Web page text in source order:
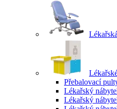
Přebalovací
Lékařský
Lékařský